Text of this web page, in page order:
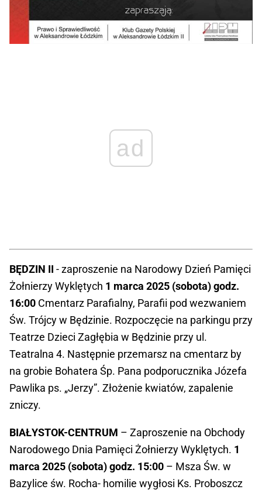
ad
BĘDZIN II - zaproszenie na Narodowy Dzień Pamięci
Żołnierzy Wyklętych 1 marca 2025 (sobota) godz.
16:00 Cmentarz Parafialny, Parafii pod wezwaniem
Św. Trójcy w Będzinie. Rozpoczęcie na parkingu przy
Teatrze Dzieci Zagłębia w Będzinie przy ul.
Teatralna 4. Następnie przemarsz na cmentarz by
na grobie Bohatera Śp. Pana podporucznika Józefa
Pawlika ps. „Jerzy”. Złożenie kwiatów, zapalenie
zniczy.
BIAŁYSTOK-CENTRUM – Zaproszenie na Obchody
Narodowego Dnia Pamięci Żołnierzy Wyklętych. 1
marca 2025 (sobota) godz. 15:00 – Msza Św. w
Bazylice św. Rocha- homilie wygłosi Ks. Proboszcz